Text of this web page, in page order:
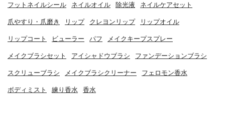
フットネイルシール ネイルオイル 除光液 ネイルケアセット
爪やすり・爪磨き リップ クレヨンリップ リップオイル
リップコート ビューラー パフ メイクキープスプレー
メイクブラシセット アイシャドウブラシ ファンデーションブラシ
スクリューブラシ メイクブラシクリーナー フェロモン香水
ボディミスト 練り香水 香水